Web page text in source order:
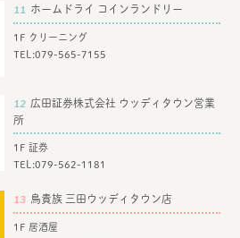
11 ホームドライ コインランドリー
1F クリーニング
TEL:079-565-7155
12 広田証券株式会社 ウッディタウン営業
所
1F 証券
TEL:079-562-1181
13 鳥貴族 三田ウッディタウン店
1F 居酒屋